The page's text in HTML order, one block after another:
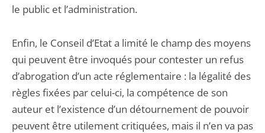
le public et l’administration.
Enfin, le Conseil d’Etat a limité le champ des moyens
qui peuvent être invoqués pour contester un refus
d’abrogation d’un acte réglementaire : la légalité des
règles fixées par celui-ci, la compétence de son
auteur et l’existence d’un détournement de pouvoir
peuvent être utilement critiquées, mais il n’en va pas